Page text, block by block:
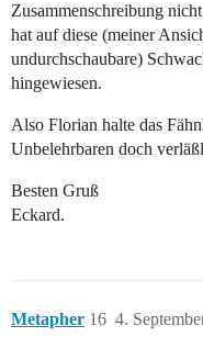
Zusammenschreibung
hat auf diese (meiner
undurchschaubare)
hingewiesen.
Also Florian halte das
Unbelehrbaren doch
Besten Gruß
Eckard.
Metapher 4.
16